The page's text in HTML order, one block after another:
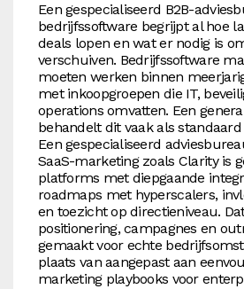
Een gespecialiseerd B2B-
bedrijfssoftware begrijpt al hoe
deals lopen en wat er nodig is
verschuiven. Bedrijfssoftware
moeten werken binnen
met inkoopgroepen die IT,
operations omvatten. Een
behandelt dit vaak als standaard
Een gespecialiseerd
SaaS-marketing zoals Clarity is
platforms met diepgaande
roadmaps met hyperscalers,
en toezicht op directieniveau.
positionering, campagnes en
gemaakt voor echte
plaats van aangepast aan
marketing playbooks voor